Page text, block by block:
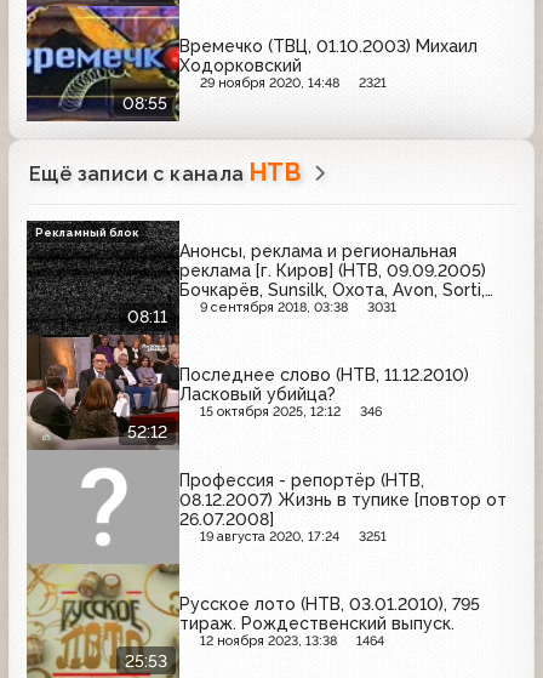
08:55
Времечко (ТВЦ, 01.10.2003) Михаил
Ходорковский
29 ноября 2020, 14:48 2321
Ещё записи с канала НТВ
08:11
Анонсы, реклама и региональная
реклама [г. Киров] (НТВ, 09.09.2005)
Бочкарёв, Sunsilk, Охота, Avon, Sorti,
Gliss Kur, Metylan, Milagro, Мегафон,
9 сентября 2018, 03:38 3031
Рекламный блок
52:12
Последнее слово (НТВ, 11.12.2010)
Ласковый убийца?
15 октября 2025, 12:12 346
Профессия - репортёр (НТВ,
08.12.2007) Жизнь в тупике [повтор от
26.07.2008]
19 августа 2020, 17:24 3251
25:53
Русское лото (НТВ, 03.01.2010), 795
тираж. Рождественский выпуск.
12 ноября 2023, 13:38 1464